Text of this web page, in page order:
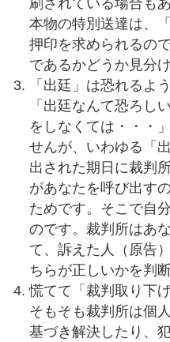
刷されている場合も
本物の特別送達は、
押印を求められるの
であるかどうか見分
「出廷」は恐れるよ
「出廷なんて恐ろし
をしなくては・・・
せんが、いわゆる「
出された期日に裁判
があなたを呼び出す
ためです。そこで自
のです。裁判所はあ
て、訴えた人（原告
ちらが正しいかを判断
慌てて「裁判取り下
そもそも裁判所は個
基づき解決したり、